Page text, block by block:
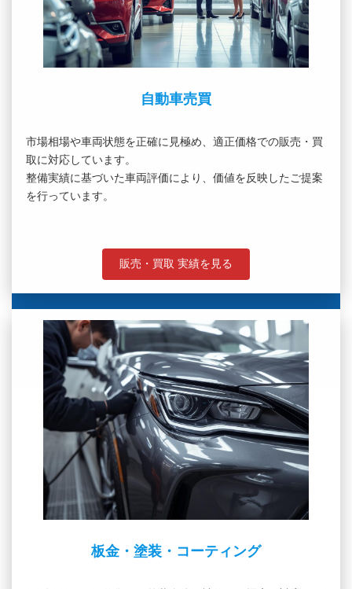
自動車売買
市場相場や車両状態を正確に見極め、適正価格での販売・買
取に対応しています。
整備実績に基づいた車両評価により、価値を反映したご提案
を行っています。
販売・買取 実績を見る
板金・塗装・コーティング